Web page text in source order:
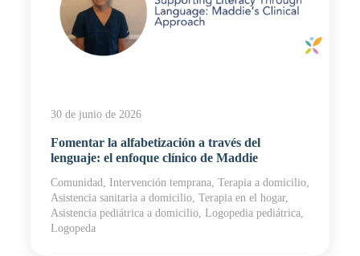
30 de junio de 2026
Fomentar la alfabetización a través del
lenguaje: el enfoque clínico de Maddie
Comunidad, Intervención temprana, Terapia a domicilio,
Asistencia sanitaria a domicilio, Terapia en el hogar,
Asistencia pediátrica a domicilio, Logopedia pediátrica,
Logopeda